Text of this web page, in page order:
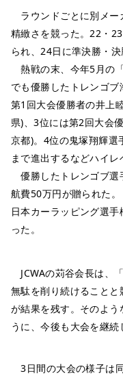
ラウンドごとに別メー
精緻さを競った。22・
られ、24日に準決勝・決
熱戦の末、今年5月の
でも優勝したトレンゴ
第1回大会優勝者の井上
県)、3位には第2回大会
京都)。4位の鬼塚翔輝選
まで進出するなどハイレ
優勝したトレンゴブ選
航費50万円が贈られた
日本カーラッピング選
った。
JCWAの苅谷会長は、
無駄を削り続けること
が結果を残す。そのよう
うに、今後も大会を継続
3日間の大会の様子は